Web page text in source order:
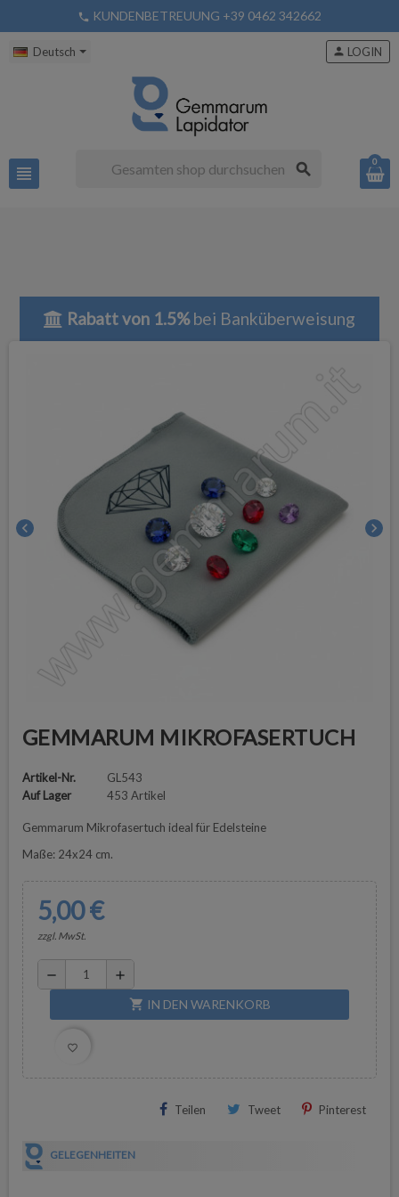
phone KUNDENBETREUUNG +39 0462 342662
Deutsch
view_headline search
person LOGIN
0
Rabatt von 1.5%bei Banküberweisung
chevron_left chevron_right
GEMMARUM MIKROFASERTUCH
Artikel-Nr.
GL543
Auf Lager
453 Artikel
Gemmarum Mikrofasertuch ideal für Edelsteine
Maße: 24x24 cm.
5,00 €
zzgl. MwSt.
remove add
shopping_cart IN DEN WARENKORB
favorite_border
Teilen Tweet Pinterest
GELEGENHEITEN